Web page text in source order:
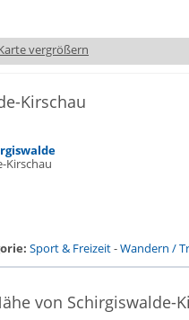
vergrößern
Kirschau
Kirschau
Sport & Freizeit-Wandern /
von Schirgiswalde-